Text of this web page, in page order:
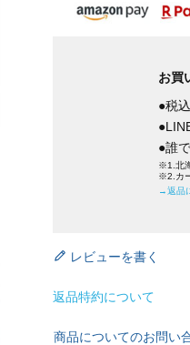
お買
●税
●誰
※1.北
※2.カ
→返品
レビューを書く
返品特約について
商品についてのお問い